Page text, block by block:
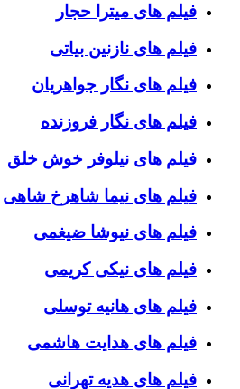
فیلم های میترا حجار
فیلم های نازنین بیاتی
فیلم های نگار جواهریان
فیلم های نگار فروزنده
فیلم های نیلوفر خوش خلق
فیلم های نیما شاهرخ شاهی
فیلم های نیوشا ضیغمی
فیلم های نیکی کریمی
فیلم های هانیه توسلی
فیلم های هدایت هاشمی
فیلم های هدیه تهرانی